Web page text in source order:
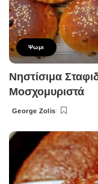
Ψωμι
Νηστίσιμα
Μοσχομυριστά
Posted
George Zolis